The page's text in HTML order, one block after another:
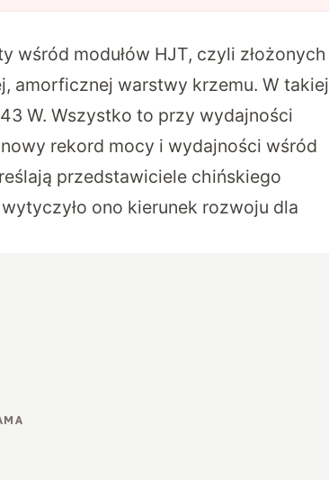
wśród modułów HJT, czyli złożonych
amorficznej warstwy krzemu. W takiej
W. Wszystko to przy wydajności
rekord mocy i wydajności wśród
przedstawiciele chińskiego
ono kierunek rozwoju dla